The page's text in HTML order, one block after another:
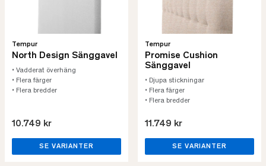
Tempur
North Design Sänggavel
• Vadderat överhäng
• Flera färger
• Flera bredder
10.749 kr
SE VARIANTER
Tempur
Promise Cushion
Sänggavel
• Djupa stickningar
• Flera färger
• Flera bredder
11.749 kr
SE VARIANTER